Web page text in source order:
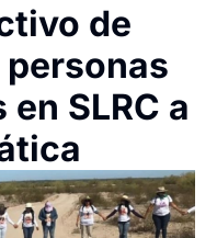
de
personas
SLRC a